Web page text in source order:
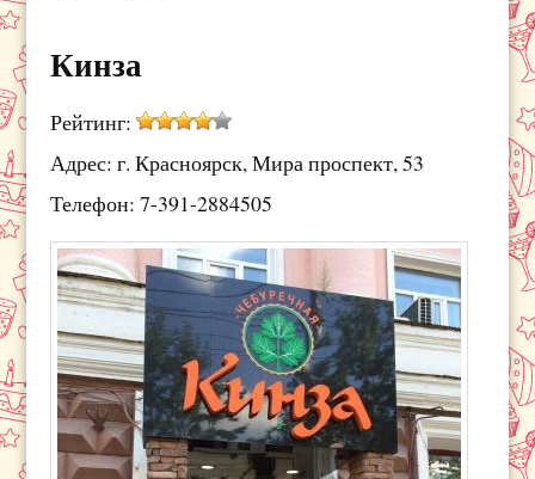
Кинза
Рейтинг:
Адрес: г. Красноярск, Мира проспект, 53
Телефон: 7-391-2884505